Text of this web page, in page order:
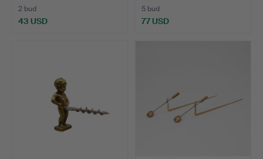
2 bud
43 USD
5 bud
77 USD